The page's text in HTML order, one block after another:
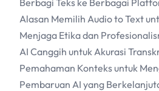
Berbagi Teks ke Berbagai
Alasan Memilih Audio to Text
Menjaga Etika dan
AI Canggih untuk Akurasi
Pemahaman Konteks untuk
Pembaruan AI yang